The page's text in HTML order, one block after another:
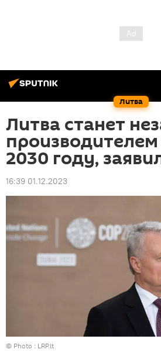
Литва
Литва станет
2030 году,
16:39 01.12.2023
© Photo : LRP.lt